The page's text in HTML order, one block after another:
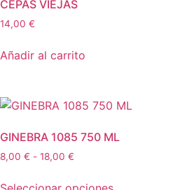
CEPAS VIEJAS
14,00 €
Añadir al carrito
GINEBRA 1085 750 ML
8,00 € - 18,00 €